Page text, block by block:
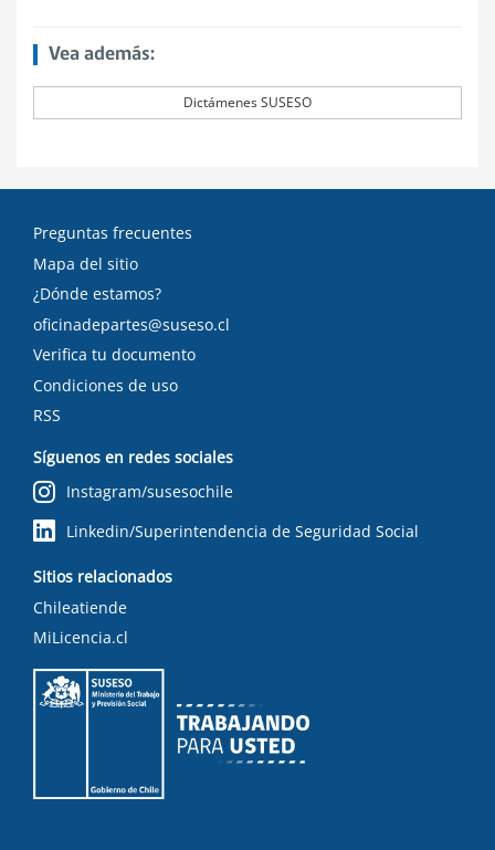
Vea además:
Dictámenes SUSESO
Preguntas frecuentes
Mapa del sitio
¿Dónde estamos?
oficinadepartes@suseso.cl
Verifica tu documento
Condiciones de uso
RSS
Síguenos en redes sociales
Instagram/susesochile
Linkedin/Superintendencia de Seguridad Social
Sitios relacionados
Chileatiende
MiLicencia.cl